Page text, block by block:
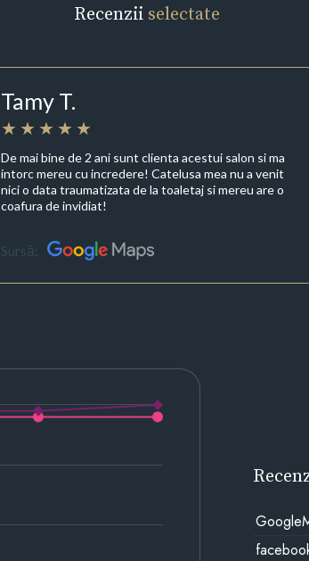
Recenzii selectate
Tamy T.
De mai bine de 2 ani sunt clienta acestui salon si ma
intorc mereu cu incredere! Catelusa mea nu a venit
nici o data traumatizata de la toaletaj si mereu are o
coafura de invidiat!
Sursă: